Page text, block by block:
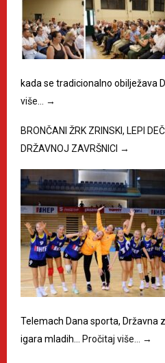
kada se tradicionalno obilježava
više…
→
BRONČANI ŽRK ZRINSKI, LEPI
DRŽAVNOJ ZAVRŠNICI →
Telemach Dana sporta, Državna
igara mladih… Pročitaj više… →